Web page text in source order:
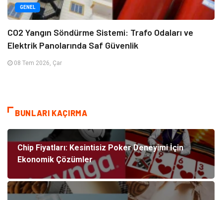
GENEL
CO2 Yangın Söndürme Sistemi: Trafo Odaları ve
Elektrik Panolarında Saf Güvenlik
08 Tem 2026, Çar
BUNLARI KAÇIRMA
Chip Fiyatları: Kesintisiz Poker Deneyimi İçin
Ekonomik Çözümler